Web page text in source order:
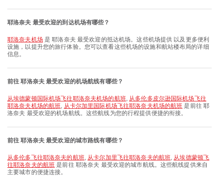
耶洛奈夫 最受欢迎的到达机场有哪些？
耶洛奈夫机场是 耶洛奈夫 最受欢迎的抵达机场。这些机场提供 以及更多便利
设施，以提升您的旅行体验。您可以查看这些机场的设施和航站楼布局的详细
信息。
前往 耶洛奈夫 最受欢迎的机场航线有哪些？
从埃德蒙顿国际机场飞往耶洛奈夫机场的航班, 从多伦多皮尔逊国际机场飞往
耶洛奈夫机场的航班, 从卡尔加里国际机场飞往耶洛奈夫机场的航班 是前往 耶
洛奈夫 最受欢迎的机场航线。这些航线为您的行程提供便捷的衔接。
前往 耶洛奈夫 最受欢迎的城市路线有哪些？
从多伦多飞往耶洛奈夫的航班, 从卡尔加里飞往耶洛奈夫的航班, 从埃德蒙顿飞
往耶洛奈夫的航班 是前往 耶洛奈夫 最受欢迎的城市航线。这些航线提供来自
主要城市的便捷连接。